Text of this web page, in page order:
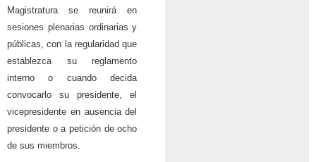
Magistratura se reunirá en
sesiones plenarias ordinarias y
públicas, con la regularidad que
establezca su reglamento
interno o cuando decida
convocarlo su presidente, el
vicepresidente en ausencia del
presidente o a petición de ocho
de sus miembros.